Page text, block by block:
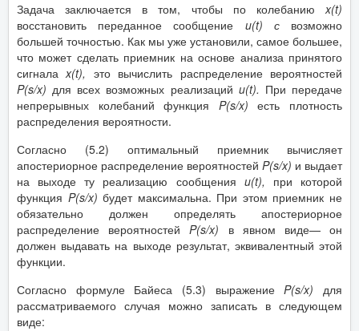
Задача заключается в том, чтобы по колебаниюx(t)
восстановить переданное сообщение u(t) с возможно
большей точностью. Как мы уже установили, самое большее,
что может сделать приемник на основе анализа принятого
сигналаx(t), это вычислить распределение вероятностей
P(s/x)для всех возможных реализаций u(t). При передаче
непрерывных колебаний функция P(s/x)есть плотность
распределения вероятности.
Согласно (5.2) оптимальный приемник вычисляет
апостериорное распределение вероятностей P(s/x) и выдает
на выходе ту реализацию сообщения u(t), при которой
функция P(s/x)будет максимальна. При этом приемник не
обязательно должен определять апостериорное
распределение вероятностейP(s/x) в явном виде— он
должен выдавать на выходе результат, эквивалентный этой
функции.
Согласно формуле Байеса (5.3) выражениеP(s/x)для
рассматриваемого случая можно записать в следующем
виде: